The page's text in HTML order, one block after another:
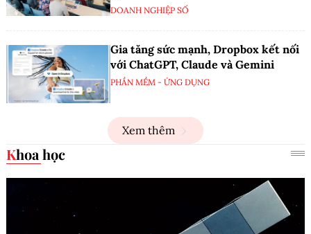
DOANH NGHIỆP SỐ
Gia tăng sức mạnh, Dropbox kết nối
với ChatGPT, Claude và Gemini
PHẦN MỀM - ỨNG DỤNG
Xem thêm
Khoa học